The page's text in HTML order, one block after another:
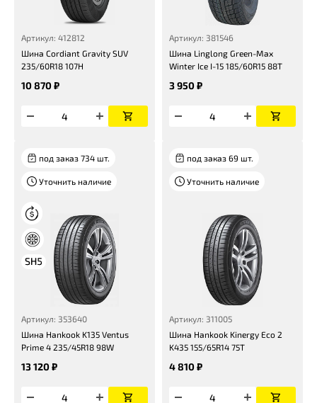
Артикул: 412812
Шина Cordiant Gravity SUV
235/60R18 107H
10 870 ₽
Артикул: 381546
Шина Linglong Green-Max
Winter Ice I-15 185/60R15 88T
3 950 ₽
под заказ 734 шт.
Уточнить наличие
Артикул: 353640
Шина Hankook K135 Ventus
Prime 4 235/45R18 98W
13 120 ₽
под заказ 69 шт.
Уточнить наличие
Артикул: 311005
Шина Hankook Kinergy Eco 2
K435 155/65R14 75T
4 810 ₽